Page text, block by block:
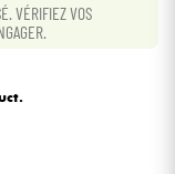
VÉRIFIEZ VOS